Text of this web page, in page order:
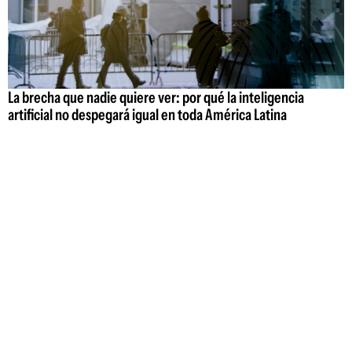
La brecha que nadie quiere ver: por qué la inteligencia
artificial no despegará igual en toda América Latina